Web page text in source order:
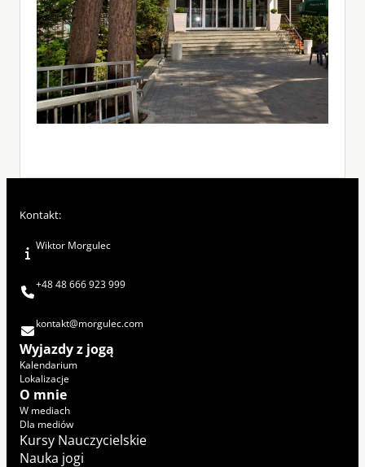
Kontakt:
Wiktor Morgulec
+48 48 666 923 999
kontakt@morgulec.com
Wyjazdy z jogą
Kalendarium
Lokalizacje
O mnie
W mediach
Dla mediów
Kursy Nauczycielskie
Nauka jogi